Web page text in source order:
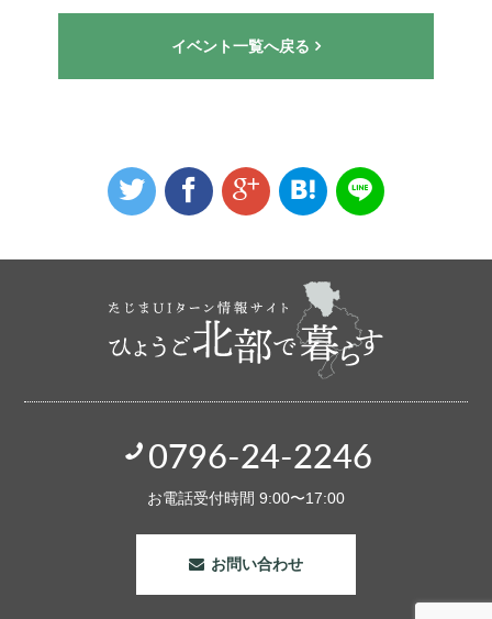
イベント一覧へ戻る
0796-24-2246
お電話受付時間 9:00〜17:00
お問い合わせ